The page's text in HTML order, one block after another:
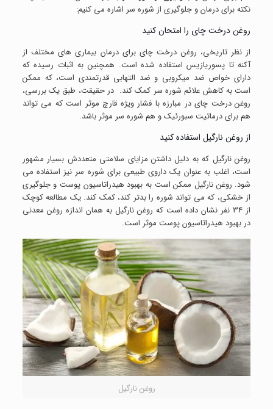
نکته برای درمان و جلوگیری از شوره سر اشاره می کنیم:
روغن درخت چای را امتحان کنید
از نظر تاریخی، روغن درخت چای برای درمان بیماری های مختلف از
آکنه تا پسوریازیس استفاده شده است. همچنین به اثبات رسیده که
دارای خواص ضد میکروبی و ضد التهابی قدرتمندی است، که ممکن
است به کاهش علائم شوره سر کمک کند. در حقیقت، طبق یک بررسی،
روغن درخت چای در مبارزه با فشار ویژه قارچ موثر است که می تواند
هم برای درماتیت سبورئیک و هم شوره سر موثر باشد.
از روغن نارگیل استفاده کنید
روغن نارگیل که به دلیل داشتن مزایای سلامتی متعددش بسیار مشهور
است، اغلب به عنوان یک داروی طبیعی برای شوره سر نیز استفاده می
شود. روغن نارگیل ممکن است به بهبود هیدراتاسیون پوست و جلوگیری
از خشکی، که می تواند شوره را بدتر کند، کمک کند. یک مطالعه کوچک
از 34 نفر نشان داده است که روغن نارگیل به همان اندازه روغن معدنی
در بهبود هیدراتاسیون پوست موثر است.
روغن نارگیل